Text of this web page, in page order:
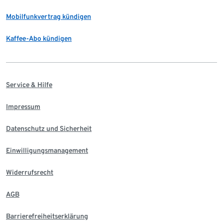
Mobilfunkvertrag kündigen
Kaffee-Abo kündigen
Service & Hilfe
Impressum
Datenschutz und Sicherheit
Einwilligungsmanagement
Widerrufsrecht
AGB
Barrierefreiheitserklärung